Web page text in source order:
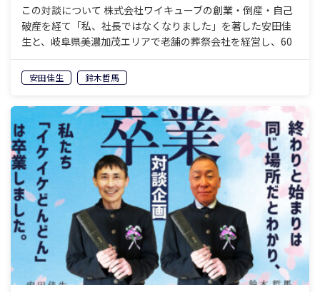
この対談について 株式会社ワイキューブの創業・倒産・自己
破産を経て「私、社長ではなくなりました」を著した安田佳
生と、岐阜県美濃加茂エリアで老舗の葬祭会社を経営し、60
ど…安田佳生 鈴木哲馬